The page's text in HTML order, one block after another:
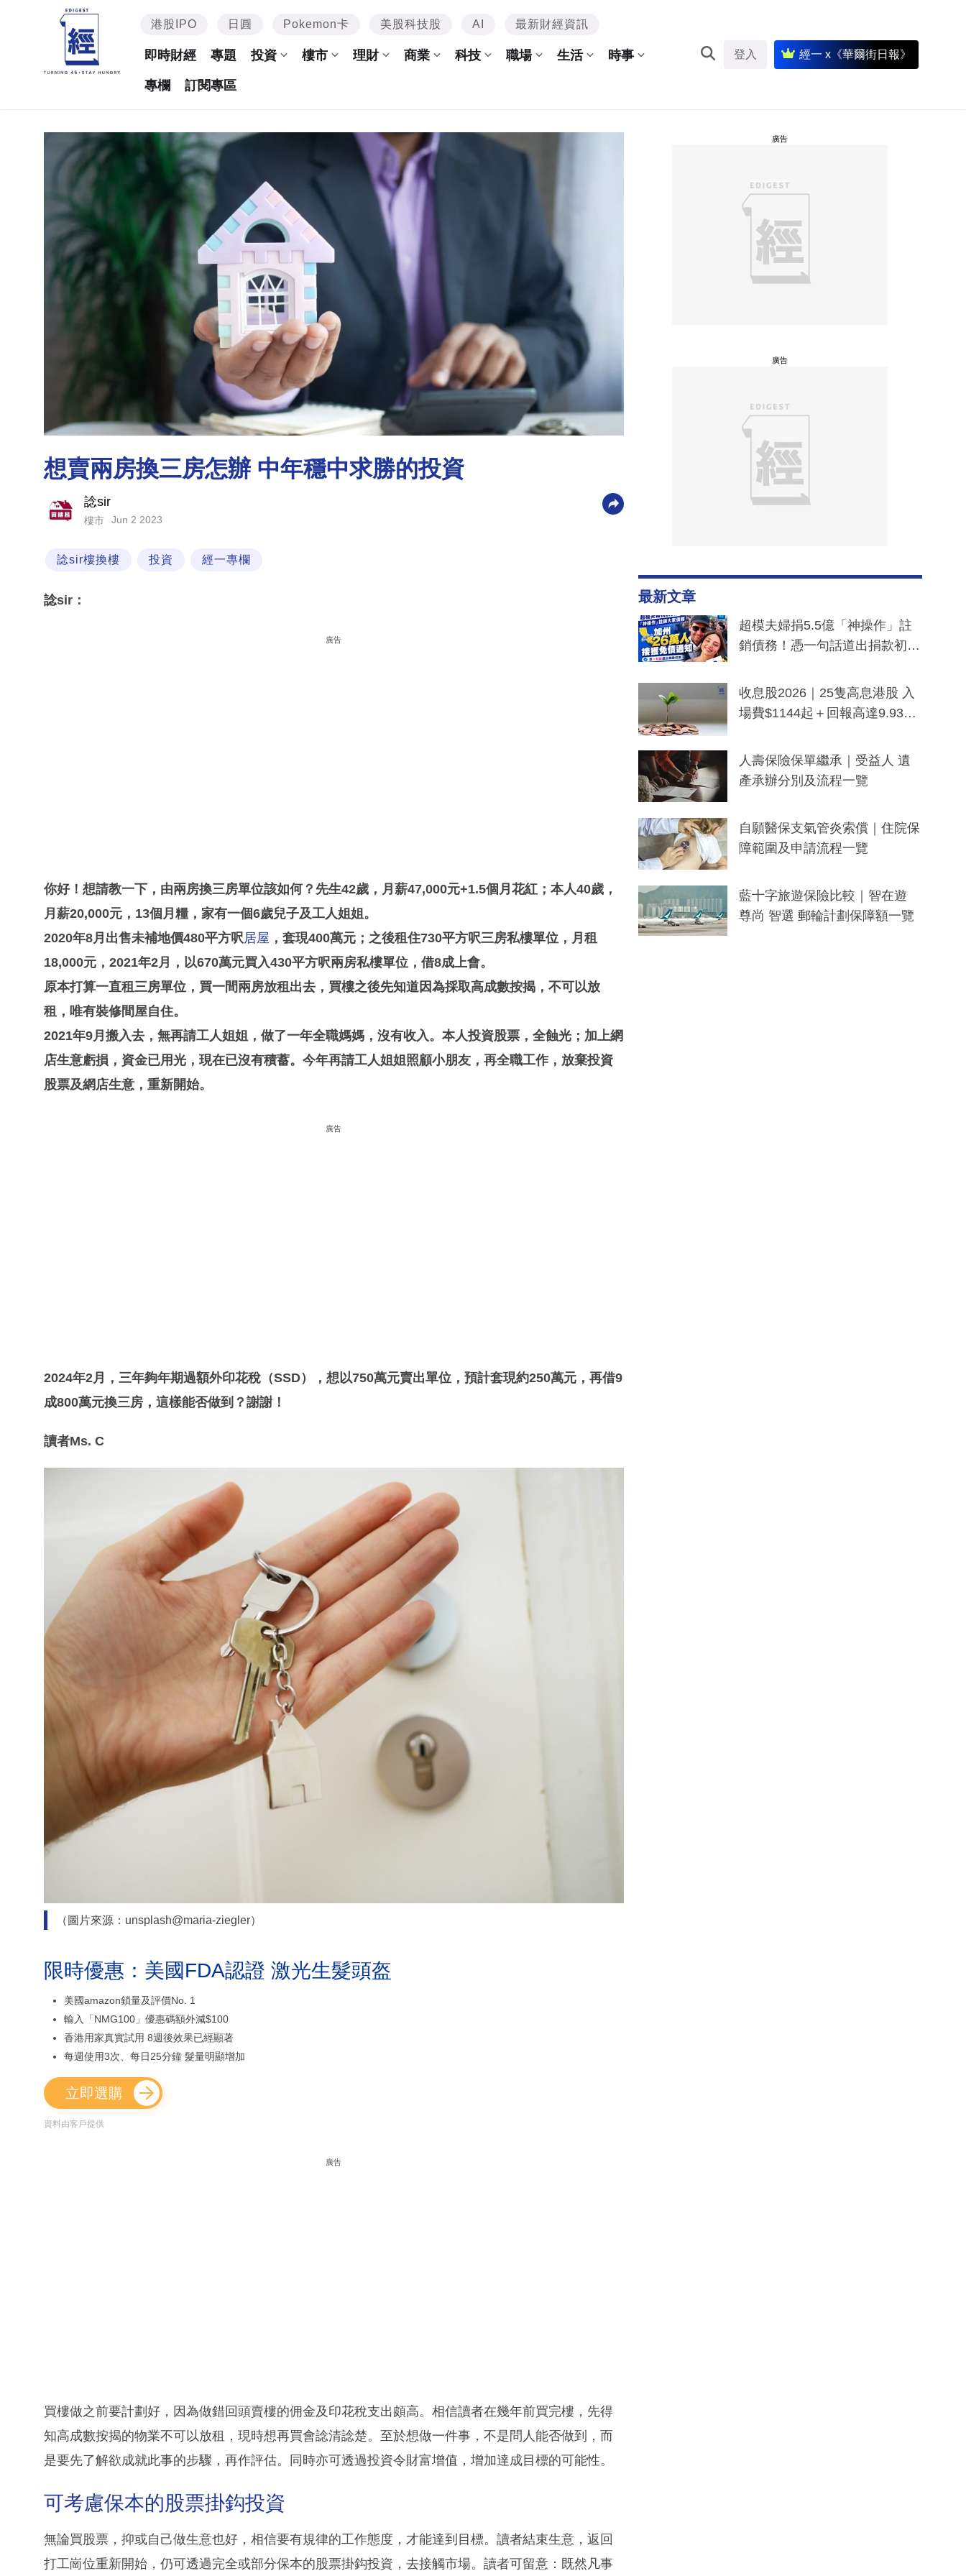
港股IPO 日圓 Pokemon卡 美股科技股 AI 最新財經資訊
即時財經 專題 投資 樓市 理財 商業 科技 職場 生活 時事
專欄 訂閱專區
登入 經一 x《華爾街日報》
想賣兩房換三房怎辦 中年穩中求勝的投資
諗sir
樓市 Jun 2 2023
諗sir樓換樓 投資 經一專欄
諗sir：
廣告
你好！想請教一下，由兩房換三房單位該如何？先生42歲，月薪47,000元+1.5個月花紅；本人40歲，
月薪20,000元，13個月糧，家有一個6歲兒子及工人姐姐。
2020年8月出售未補地價480平方呎居屋 ，套現400萬元；之後租住730平方呎三房私樓單位，月租
18,000元，2021年2月，以670萬元買入430平方呎兩房私樓單位，借8成上會。
原本打算一直租三房單位，買一間兩房放租出去，買樓之後先知道因為採取高成數按揭，不可以放
租，唯有裝修間屋自住。
2021年9月搬入去，無再請工人姐姐，做了一年全職媽媽，沒有收入。本人投資股票，全蝕光；加上網
店生意虧損，資金已用光，現在已沒有積蓄。今年再請工人姐姐照顧小朋友，再全職工作，放棄投資
股票及網店生意，重新開始。
廣告
2024年2月，三年夠年期過額外印花稅（SSD），想以750萬元賣出單位，預計套現約250萬元，再借9
成800萬元換三房，這樣能否做到？謝謝！
讀者Ms. C
（圖片來源：unsplash@maria-ziegler）
限時優惠：美國FDA認證 激光生髮頭盔
美國amazon鎖量及評價No. 1
輸入「NMG100」優惠碼額外減$100
香港用家真實試用 8週後效果已經顯著
每週使用3次、每日25分鐘 髮量明顯增加
立即選購
資料由客戶提供
廣告
買樓做之前要計劃好，因為做錯回頭賣樓的佣金及印花稅支出頗高。相信讀者在幾年前買完樓，先得
知高成數按揭的物業不可以放租，現時想再買會諗清諗楚。至於想做一件事，不是問人能否做到，而
是要先了解欲成就此事的步驟，再作評估。同時亦可透過投資令財富增值，增加達成目標的可能性。
可考慮保本的股票掛鈎投資
無論買股票，抑或自己做生意也好，相信要有規律的工作態度，才能達到目標。讀者結束生意，返回
打工崗位重新開始，仍可透過完全或部分保本的股票掛鈎投資，去接觸市場。讀者可留意：既然凡事
廣告
廣告
最新文章
超模夫婦捐5.5億「神操作」註
銷債務！憑一句話道出捐款初
一度被誤當詐騙手段
收息股2026｜25隻高息港股 入
場費$1144起＋回報高達9.93
人壽保險保單繼承｜受益人 遺
產承辦分別及流程一覽
自願醫保支氣管炎索償｜住院保
障範圍及申請流程一覽
藍十字旅遊保險比較｜智在遊
尊尚 智選 郵輪計劃保障額一覽